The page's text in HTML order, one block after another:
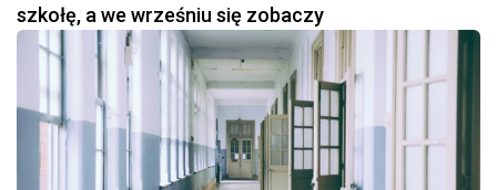
szkołę, a we wrześniu się zobaczy